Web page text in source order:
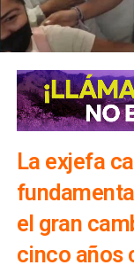
La exjefa
el gran
cinco años